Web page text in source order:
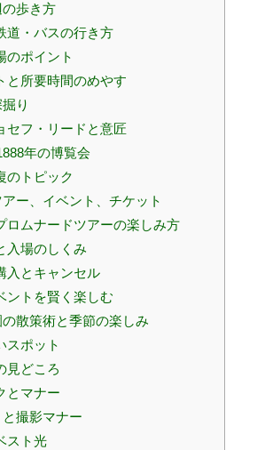
歩き方
道・バスの行き方
のポイント
と所要時間のめやす
り
セフ・リードと意匠
年の博覧会
のトピック
ー、イベント、チケット
ロムナードツアーの楽しみ方
入場のしくみ
入とキャンセル
ントを賢く楽しむ
散策術と季節の楽しみ
スポット
見どころ
とマナー
撮影マナー
スト光